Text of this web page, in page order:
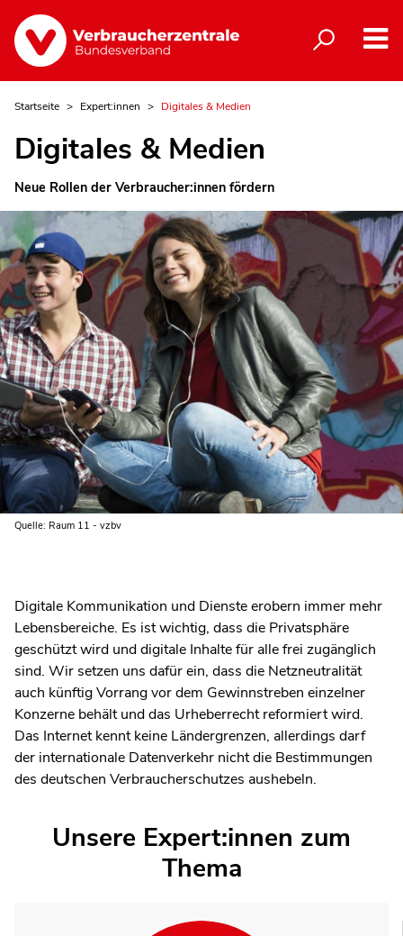
Startseite Expert:innen Digitales & Medien
Digitales & Medien
Neue Rollen der Verbraucher:innen fördern
Quelle: Raum 11 - vzbv
Digitale Kommunikation und Dienste erobern immer mehr
Lebensbereiche. Es ist wichtig, dass die Privatsphäre
geschützt wird und digitale Inhalte für alle frei zugänglich
sind. Wir setzen uns dafür ein, dass die Netzneutralität
auch künftig Vorrang vor dem Gewinnstreben einzelner
Konzerne behält und das Urheberrecht reformiert wird.
Das Internet kennt keine Ländergrenzen, allerdings darf
der internationale Datenverkehr nicht die Bestimmungen
des deutschen Verbraucherschutzes aushebeln.
Unsere Expert:innen zum
Thema